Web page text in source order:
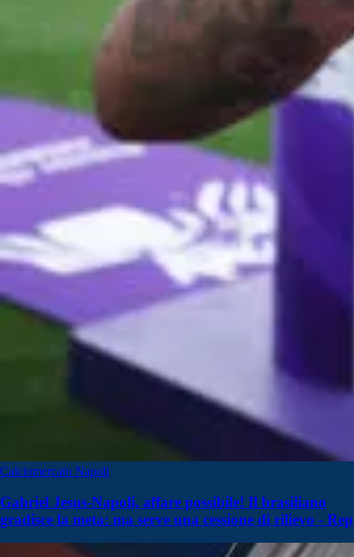
Calciomercato Napoli
Gabriel Jesus-Napoli, affare possibile! Il brasiliano
gradisce la meta: ma serve una cessione di rilievo - Rep